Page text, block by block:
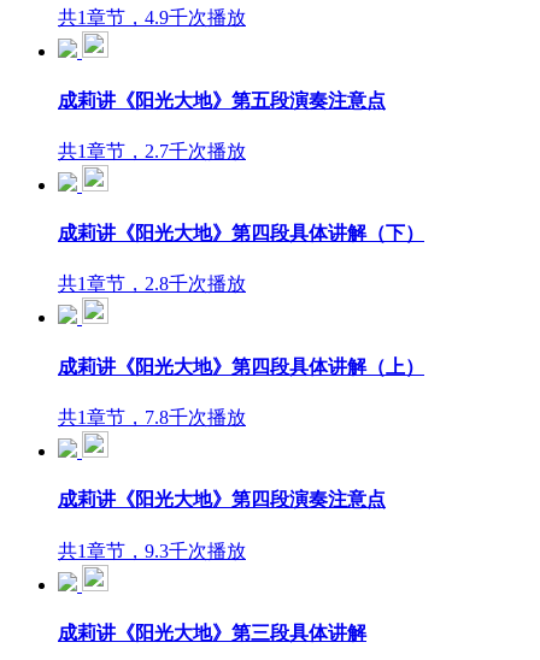
共1章节，4.9千次播放
成莉讲《阳光大地》第五段演奏注意点
共1章节，2.7千次播放
成莉讲《阳光大地》第四段具体讲解（下）
共1章节，2.8千次播放
成莉讲《阳光大地》第四段具体讲解（上）
共1章节，7.8千次播放
成莉讲《阳光大地》第四段演奏注意点
共1章节，9.3千次播放
成莉讲《阳光大地》第三段具体讲解